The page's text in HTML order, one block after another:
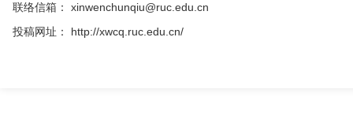
联络信箱： xinwenchunqiu@ruc.edu.cn
投稿网址： http://xwcq.ruc.edu.cn/